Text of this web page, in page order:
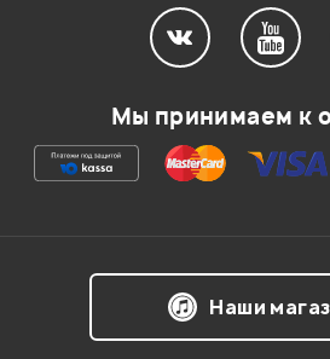
Ваша оценка:
Мы принимаем к
Наши